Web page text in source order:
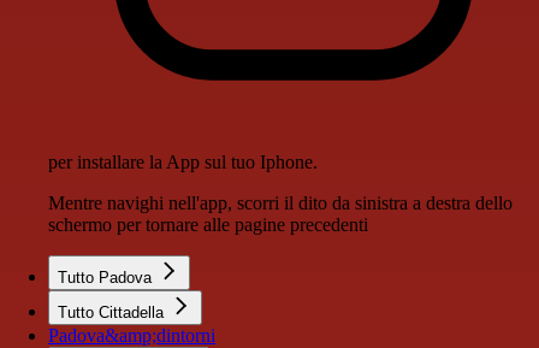
per installare la App sul tuo Iphone.
Mentre navighi nell'app, scorri il dito da sinistra a destra dello
schermo per tornare alle pagine precedenti
Tutto Padova
Tutto Cittadella
Padova&amp;dintorni